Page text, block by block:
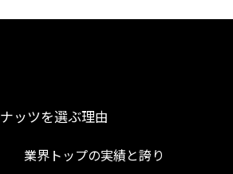
ナッツを選ぶ理由
業界トップの実績と誇り